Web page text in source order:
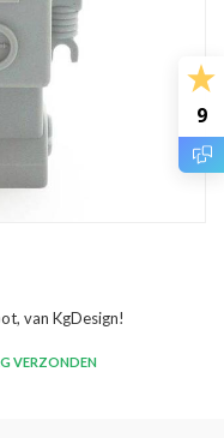
9
van KgDesign!
VERZONDEN